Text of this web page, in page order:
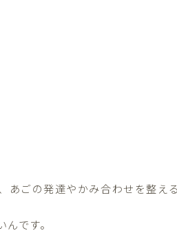
あごの発達やかみ合わせを整え
です。